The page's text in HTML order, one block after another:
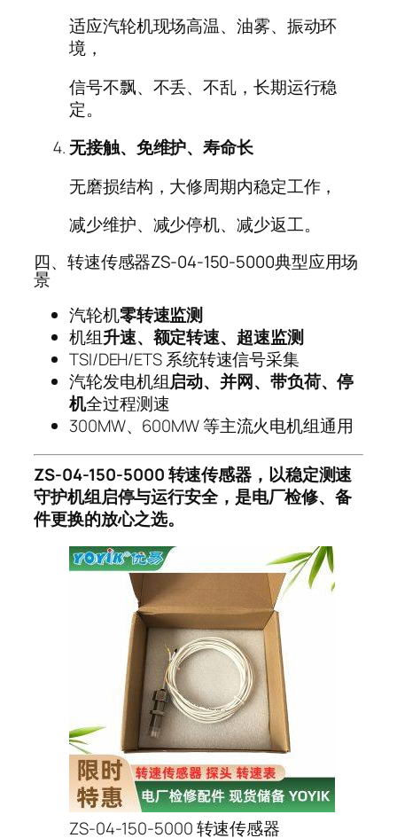
适应汽轮机现场高温、油雾、振动环
境，
信号不飘、不丢、不乱，长期运行稳
定。
无接触、免维护、寿命长
无磨损结构，大修周期内稳定工作，
减少维护、减少停机、减少返工。
四、转速传感器ZS-04-150-5000典型应用场
景
汽轮机零转速监测
机组升速、额定转速、超速监测
TSI/DEH/ETS 系统转速信号采集
汽轮发电机组启动、并网、带负荷、停
机全过程测速
300MW、600MW 等主流火电机组通用
ZS-04-150-5000 转速传感器，以稳定测速
守护机组启停与运行安全，是电厂检修、备
件更换的放心之选。
ZS-04-150-5000 转速传感器